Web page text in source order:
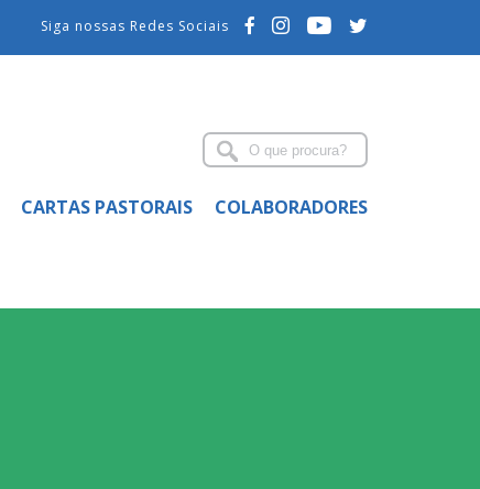
Siga nossas Redes Sociais
CARTAS PASTORAIS COLABORADORES